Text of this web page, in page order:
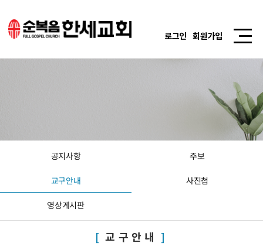
로그인 회원가입
공지사항 주보
교구안내 사진첩
영상게시판
교구안내